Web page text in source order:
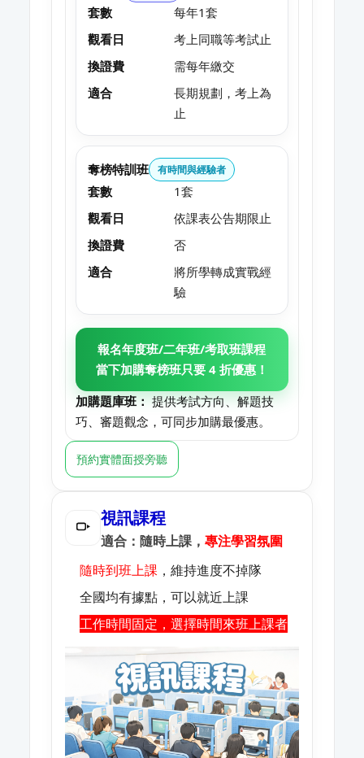
套數
每年1套
觀看日
考上同職等考試止
換證費
需每年繳交
適合
長期規劃，考上為
止
奪榜特訓班 有時間與經驗者
套數
1套
觀看日
依課表公告期限止
換證費
否
適合
將所學轉成實戰經
驗
報名年度班/二年班/考取班課程
當下加購奪榜班只要 4 折優惠！
加購題庫班：提供考試方向、解題技
巧、審題觀念，可同步加購最優惠。
預約實體面授旁聽
視訊課程
適合：隨時上課， 專注學習氛圍
隨時到班上課，維持進度不掉隊
全國均有據點，可以就近上課
工作時間固定，選擇時間來班上課者